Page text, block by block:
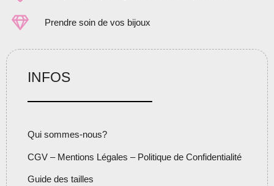
Prendre soin de vos bijoux
INFOS
Qui sommes-nous?
CGV – Mentions Légales – Politique de Confidentialité
Guide des tailles